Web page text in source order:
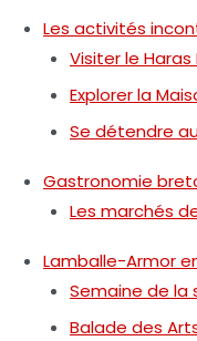
Les activités
Visiter le
Explorer la
Se détendre
Gastronomie
Les marchés
Lamballe-Armor
Semaine de la
Balade des